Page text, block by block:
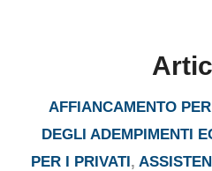
AFFIANCAMENTO
DEGLI ADEMPIMENTI
PER I PRIVATI,